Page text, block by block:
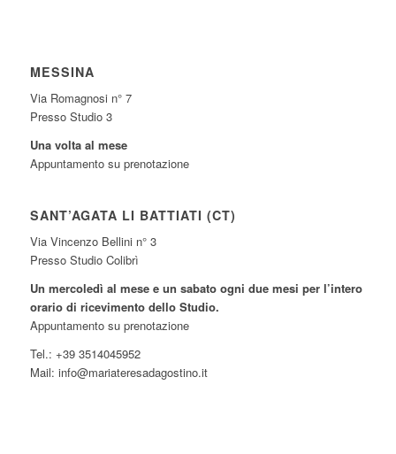
MESSINA
Via Romagnosi n° 7
Presso Studio 3
Una volta al mese
Appuntamento su prenotazione
SANT’AGATA LI BATTIATI (CT)
Via Vincenzo Bellini n° 3
Presso Studio Colibrì
Un mercoledì al mese e un sabato ogni due mesi per l’intero
orario di ricevimento dello Studio.
Appuntamento su prenotazione
Tel.: +39 3514045952
Mail: info@mariateresadagostino.it